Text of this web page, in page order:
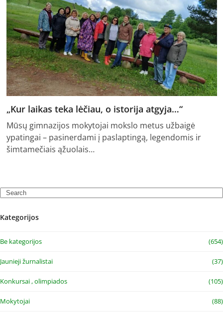
„Kur laikas teka lėčiau, o istorija atgyja…“
Mūsų gimnazijos mokytojai mokslo metus užbaigė
ypatingai – pasinerdami į paslaptingą, legendomis ir
šimtamečiais ąžuolais…
Search
Kategorijos
Be kategorijos (654)
Jaunieji žurnalistai (37)
Konkursai , olimpiados (105)
Mokytojai (88)